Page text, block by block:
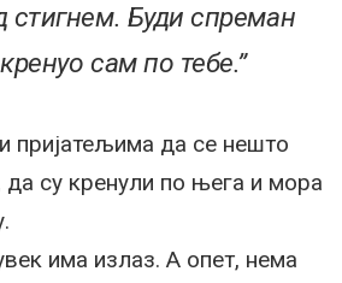
стигнем. Буди спреман
сам по тебе.”
пријатељима да се нешто
да су кренули по њега и мора
има излаз. А опет, нема